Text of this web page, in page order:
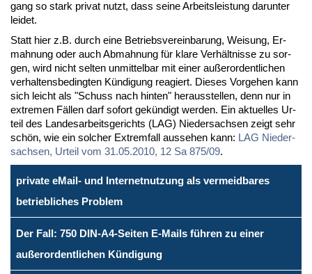
gang so stark pri­vat nutzt, dass sei­ne Ar­beits­leis­tung dar­un­ter
lei­det.
Statt hier z.B. durch ei­ne Be­triebs­ver­ein­ba­rung, Wei­sung, Er­
mah­nung oder auch Ab­mah­nung für kla­re Ver­hält­nis­se zu sor­
gen, wird nicht sel­ten un­mit­tel­bar mit ei­ner au­ßer­or­dent­li­chen
ver­hal­tens­be­ding­ten Kün­di­gung re­agiert. Die­ses Vor­ge­hen kann
sich leicht als "Schuss nach hin­ten" her­aus­stel­len, denn nur in
ex­tre­men Fäl­len darf so­fort ge­kün­digt wer­den. Ein ak­tu­el­les Ur­
teil des Lan­des­ar­beits­ge­richts (LAG) Nie­der­sach­sen zeigt sehr
schön, wie ein sol­cher Ex­trem­fall aus­se­hen kann: LAG Nie­der­
sach­sen, Ur­teil vom 31.05.2010, 12 Sa 875/09.
private eMail- und Internetnutzung als vermeidbares
betriebliches Problem
Der Fall: 750 DIN-A4-Seiten E-Mails führen zu einer
außerordentlichen Kündigung